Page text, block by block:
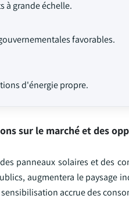
à grande échelle.
favorables.
d'énergie propre.
sur le marché et des
panneaux solaires et des
augmentera le paysage
accrue des